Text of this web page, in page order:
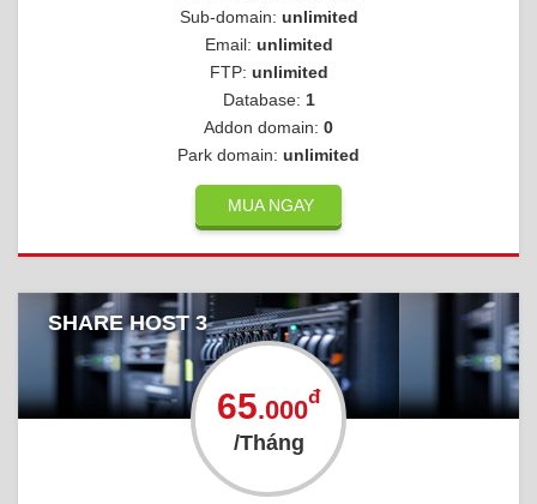
Sub-domain: unlimited
Email: unlimited
FTP: unlimited
Database: 1
Addon domain: 0
Park domain: unlimited
MUA NGAY
SHARE HOST 3
65.000đ
/Tháng